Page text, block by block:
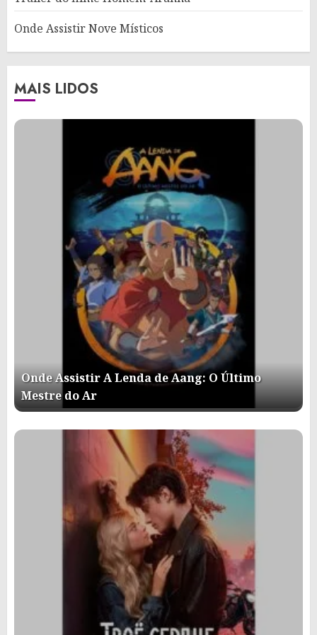
Onde Assistir Nove Místicos
MAIS LIDOS
Onde Assistir A Lenda de Aang: O Último
Mestre do Ar